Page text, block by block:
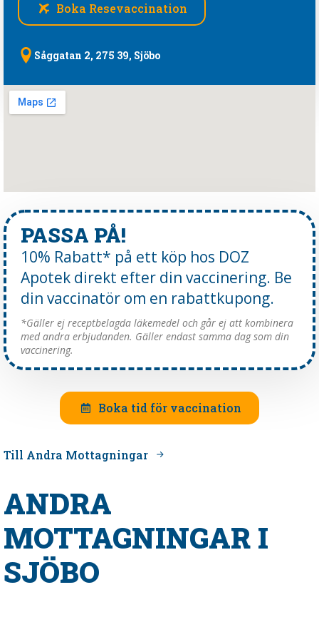
Boka Resevaccination
Såggatan 2, 275 39, Sjöbo
PASSA PÅ!
10% Rabatt* på ett köp hos DOZ
Apotek direkt efter din vaccinering. Be
din vaccinatör om en rabattkupong.
*Gäller ej receptbelagda läkemedel och går ej att kombinera
med andra erbjudanden. Gäller endast samma dag som din
vaccinering.
Boka tid för vaccination
Till Andra Mottagningar
ANDRA
MOTTAGNINGAR I
SJÖBO